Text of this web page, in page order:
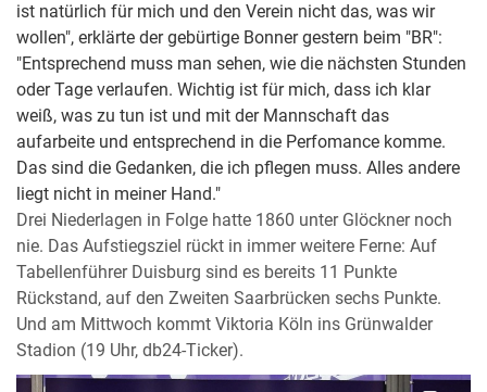
ist natürlich für mich und den Verein nicht das, was wir
wollen", erklärte der gebürtige Bonner gestern beim "BR":
"Entsprechend muss man sehen, wie die nächsten Stunden
oder Tage verlaufen. Wichtig ist für mich, dass ich klar
weiß, was zu tun ist und mit der Mannschaft das
aufarbeite und entsprechend in die Perfomance komme.
Das sind die Gedanken, die ich pflegen muss. Alles andere
liegt nicht in meiner Hand."
Drei Niederlagen in Folge hatte 1860 unter Glöckner noch
nie. Das Aufstiegsziel rückt in immer weitere Ferne: Auf
Tabellenführer Duisburg sind es bereits 11 Punkte
Rückstand, auf den Zweiten Saarbrücken sechs Punkte.
Und am Mittwoch kommt Viktoria Köln ins Grünwalder
Stadion (19 Uhr, db24-Ticker).